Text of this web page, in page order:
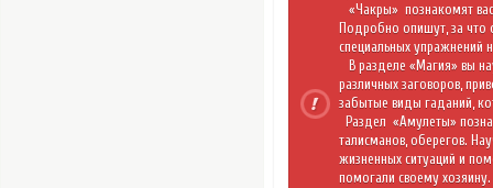
«Чакры» познакомят
Подробно опишут, за что
специальных упражнений
В разделе «Магия» вы
различных заговоров,
забытые виды гаданий,
Раздел «Амулеты»
талисманов, оберегов.
жизненных ситуаций и
помогали своему хозяину.